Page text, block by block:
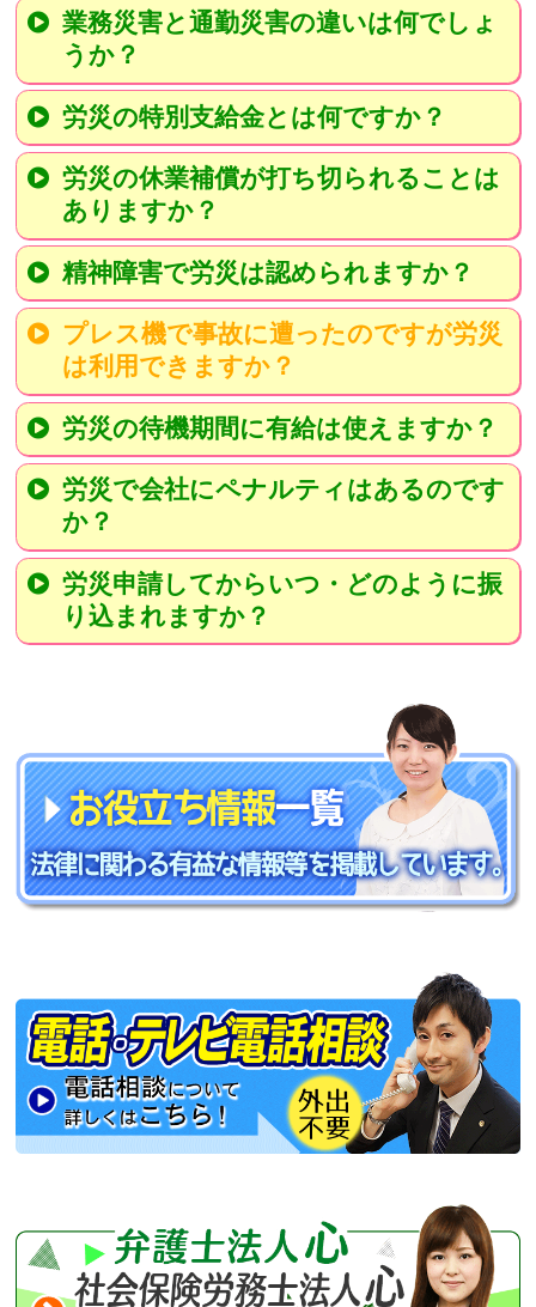
業務災害と通勤災害の違いは何でしょ
うか？
労災の特別支給金とは何ですか？
労災の休業補償が打ち切られることは
ありますか？
精神障害で労災は認められますか？
プレス機で事故に遭ったのですが労災
は利用できますか？
労災の待機期間に有給は使えますか？
労災で会社にペナルティはあるのです
か？
労災申請してからいつ・どのように振
り込まれますか？